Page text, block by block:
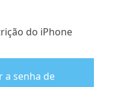
do iPhone
a senha de